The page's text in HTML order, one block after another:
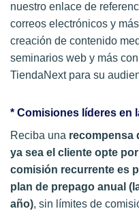
nuestro enlace de
correos electrónicos y
creación de contenido
seminarios web y más
TiendaNext para su
* Comisiones líderes en
Reciba una recompensa
ya sea el cliente opte
comisión recurrente es
plan de prepago anual
año), sin límites de